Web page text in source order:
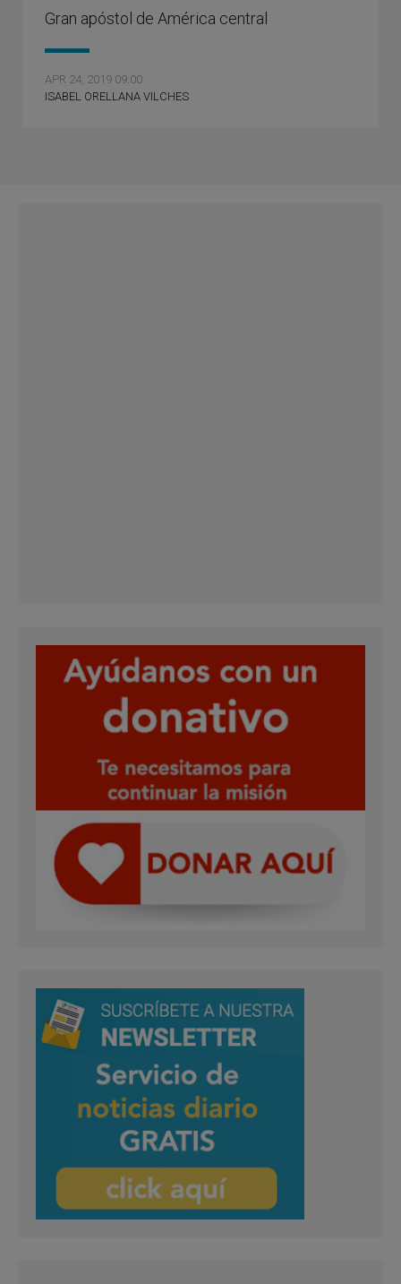
Gran apóstol de América central
APR 24, 2019 09:00
ISABEL ORELLANA VILCHES